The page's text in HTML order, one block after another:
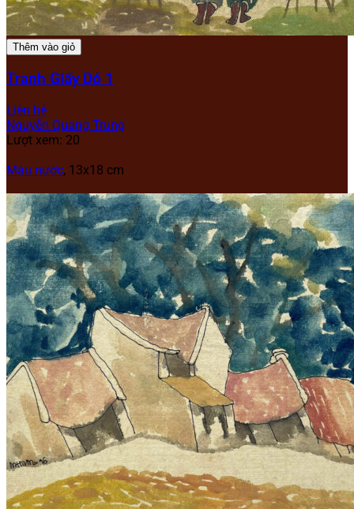
Thêm vào giỏ
Tranh Giấy Dó 1
Liên hệ
Nguyễn Quang Trung
Lượt xem: 20
Màu nước, 13x18 cm